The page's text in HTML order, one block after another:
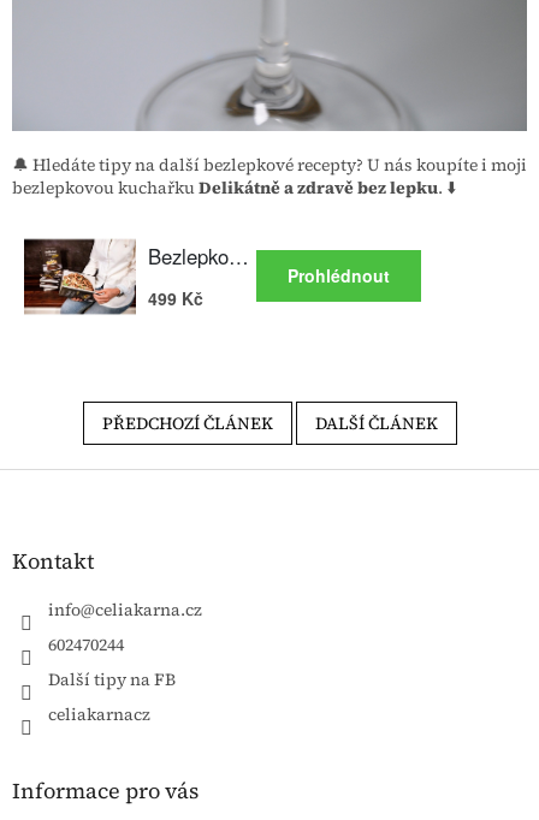
🔔 Hledáte tipy na další bezlepkové recepty? U nás koupíte i moji
bezlepkovou kuchařkuDelikátně a zdravě bez lepku. ⬇️
PŘEDCHOZÍ ČLÁNEK DALŠÍ ČLÁNEK
Zápatí
Kontakt
info@celiakarna.cz
602470244
Další tipy na FB
celiakarnacz
Informace pro vás